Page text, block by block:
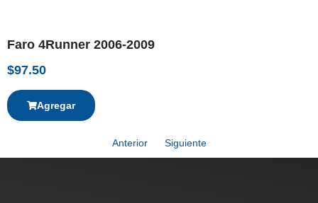
Faro 4Runner 2006-2009
$97.50
Agregar
Anterior Siguiente